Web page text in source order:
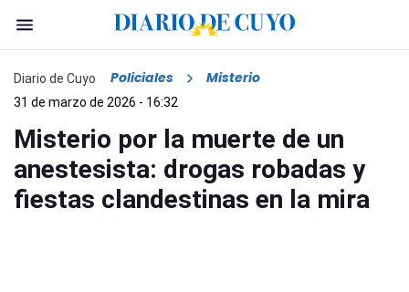
Diario de Cuyo Policiales Misterio
31 de marzo de 2026 - 16:32
Misterio por la muerte de un
anestesista: drogas robadas y
fiestas clandestinas en la mira